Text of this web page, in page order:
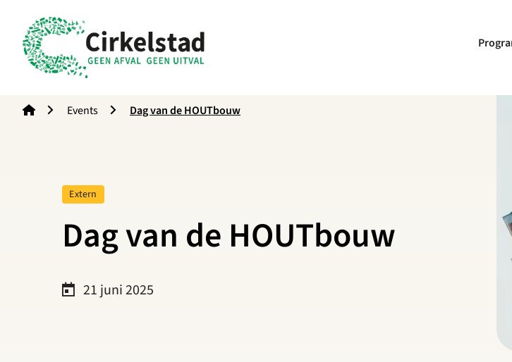
Events Dag van de HOUTbouw
Dag van de HOUTbouw
Tag:
Extern
21 juni 2025